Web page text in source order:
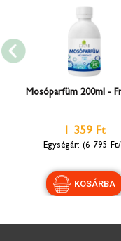
Mosóparfüm 200ml -
1 359 Ft
(6 795